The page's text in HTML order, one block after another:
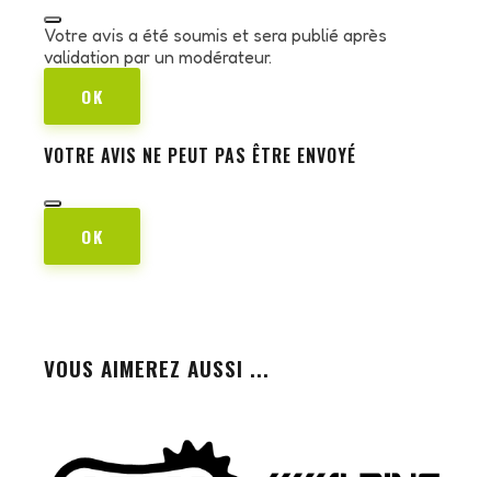
Votre avis a été soumis et sera publié après
validation par un modérateur.
OK
VOTRE AVIS NE PEUT PAS ÊTRE ENVOYÉ
OK
VOUS AIMEREZ AUSSI ...